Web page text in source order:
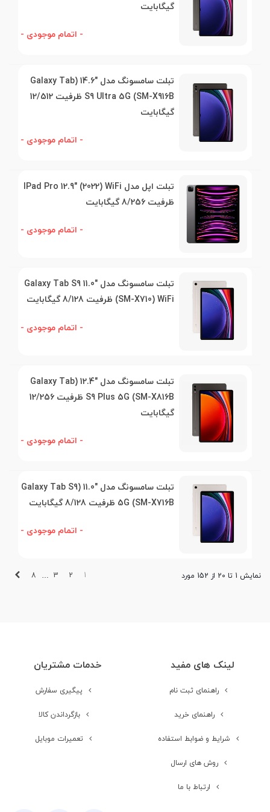
گیگابایت
- اتمام موجودی -
تبلت سامسونگ مدل "14.6 (Galaxy Tab
S9 Ultra 5G (SM-X916B ظرفیت 12/512
گیگابایت
- اتمام موجودی -
تبلت اپل مدل IPad Pro 12.9" (2022) WiFi
ظرفیت 8/256 گیگابایت
- اتمام موجودی -
تبلت سامسونگ مدل "11.0 Galaxy Tab S9
(SM-X710) WiFi ظرفیت 8/128 گیگابایت
- اتمام موجودی -
تبلت سامسونگ مدل "12.4 (Galaxy Tab
S9 Plus 5G (SM-X816B ظرفیت 12/256
گیگابایت
- اتمام موجودی -
تبلت سامسونگ مدل "11.0 (Galaxy Tab S9
5G (SM-X716B ظرفیت 8/128 گیگابایت
- اتمام موجودی -
نمایش 1 تا 20 از 152 مورد 1
2
3
…
8
لینک های مفید
راهنمای ثبت نام
راهنمای خرید
شرایط و ضوابط استفاده
روش های ارسال
ارتباط با ما
خدمات مشتریان
پیگیری سفارش
بازگرداندن کالا
تعمیرات موبایل